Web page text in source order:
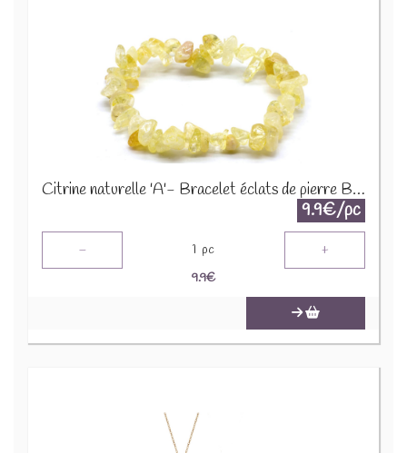
Citrine naturelle 'A'- Bracelet éclats de pierre BRC-CIT
9.9€/pc
- 1 pc +
9.9€